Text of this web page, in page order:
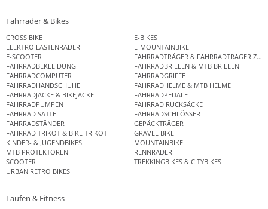
Fahrräder & Bikes
CROSS BIKE
E-BIKES
ELEKTRO LASTENRÄDER
E-MOUNTAINBIKE
E-SCOOTER
FAHRRADTRÄGER & FAHRRADTRÄGER
FAHRRADBEKLEIDUNG
FAHRRADBRILLEN & MTB BRILLEN
FAHRRADCOMPUTER
FAHRRADGRIFFE
FAHRRADHANDSCHUHE
FAHRRADHELME & MTB HELME
FAHRRADJACKE & BIKEJACKE
FAHRRADPEDALE
FAHRRADPUMPEN
FAHRRAD RUCKSÄCKE
FAHRRAD SATTEL
FAHRRADSCHLÖSSER
FAHRRADSTÄNDER
GEPÄCKTRÄGER
FAHRRAD TRIKOT & BIKE TRIKOT
GRAVEL BIKE
KINDER- & JUGENDBIKES
MOUNTAINBIKE
MTB PROTEKTOREN
RENNRÄDER
SCOOTER
TREKKINGBIKES & CITYBIKES
URBAN RETRO BIKES
Laufen & Fitness